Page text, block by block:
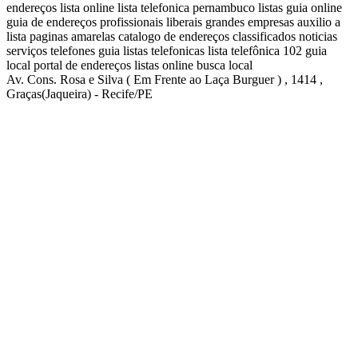
endereços lista online lista telefonica pernambuco listas guia online
guia de endereços profissionais liberais grandes empresas auxilio a
lista paginas amarelas catalogo de endereços classificados noticias
serviços telefones guia listas telefonicas lista telefônica 102 guia
local portal de endereços listas online busca local
Av. Cons. Rosa e Silva ( Em Frente ao Laça Burguer ) , 1414 ,
Graças(Jaqueira) - Recife/PE